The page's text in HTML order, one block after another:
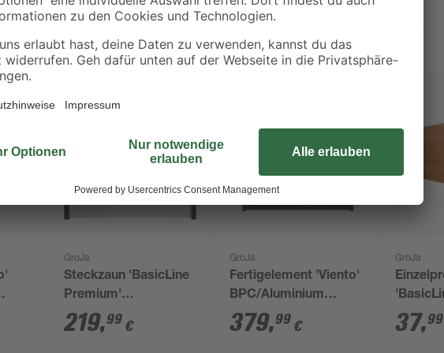
GroJa
Steckzaun 'BasicLine
Premium'
Stecksystem weiß
180 x 180 cm
219,99 €
GroJa
Fertigelement 'Viento'
BPC/Aluminium
quadratisch
Walnussfarben/anthrazit
379,99 €
GroJa
x 15 x
37,99